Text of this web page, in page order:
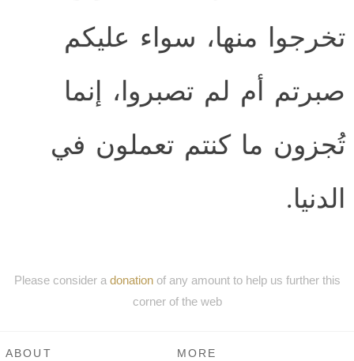
تخرجوا منها، سواء عليكم
صبرتم أم لم تصبروا، إنما
تُجزون ما كنتم تعملون في
الدنيا.
Please consider a donationof any amount to help us further this
corner of the web
ABOUT MORE